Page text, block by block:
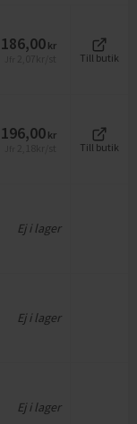
186,00 kr
Till butik
196,00 kr
Till butik
Ej i lager
Ej i lager
Ej i lager